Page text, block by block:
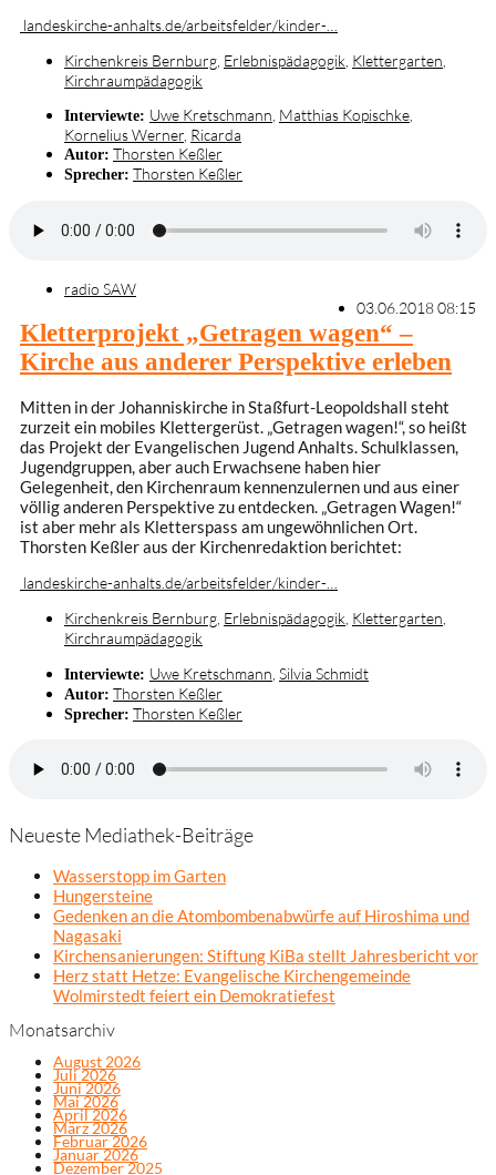
landeskirche-anhalts.de/arbeitsfelder/kinder-…
Kirchenkreis Bernburg Erlebnispädagogik Klettergarten
Kirchraumpädagogik
Interviewte: Uwe Kretschmann Matthias Kopischke
Kornelius Werner Ricarda
Autor: Thorsten Keßler
Sprecher: Thorsten Keßler
radio SAW
03.06.2018 08:15
Kletterprojekt „Getragen wagen“ –
Kirche aus anderer Perspektive erleben
Mitten in der Johanniskirche in Staßfurt-Leopoldshall steht
zurzeit ein mobiles Klettergerüst. „Getragen wagen!“, so heißt
das Projekt der Evangelischen Jugend Anhalts. Schulklassen,
Jugendgruppen, aber auch Erwachsene haben hier
Gelegenheit, den Kirchenraum kennenzulernen und aus einer
völlig anderen Perspektive zu entdecken. „Getragen Wagen!“
ist aber mehr als Kletterspass am ungewöhnlichen Ort.
Thorsten Keßler aus der Kirchenredaktion berichtet:
landeskirche-anhalts.de/arbeitsfelder/kinder-…
Kirchenkreis Bernburg, Erlebnispädagogik, Klettergarten,
Kirchraumpädagogik
Interviewte: Uwe Kretschmann Silvia Schmidt
Autor: Thorsten Keßler
Sprecher: Thorsten Keßler
Neueste Mediathek-Beiträge
Wasserstopp im Garten
Hungersteine
Gedenken an die Atombombenabwürfe auf Hiroshima und
Nagasaki
Kirchensanierungen: Stiftung KiBa stellt Jahresbericht vor
Herz statt Hetze: Evangelische Kirchengemeinde
Wolmirstedt feiert ein Demokratiefest
Monatsarchiv
August 2026
Juli 2026
Juni 2026
Mai 2026
April 2026
März 2026
Februar 2026
Januar 2026
Dezember 2025